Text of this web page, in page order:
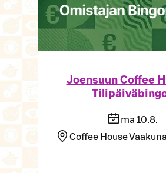
Joensuun Coffee
ma 10.8.
Coffee House